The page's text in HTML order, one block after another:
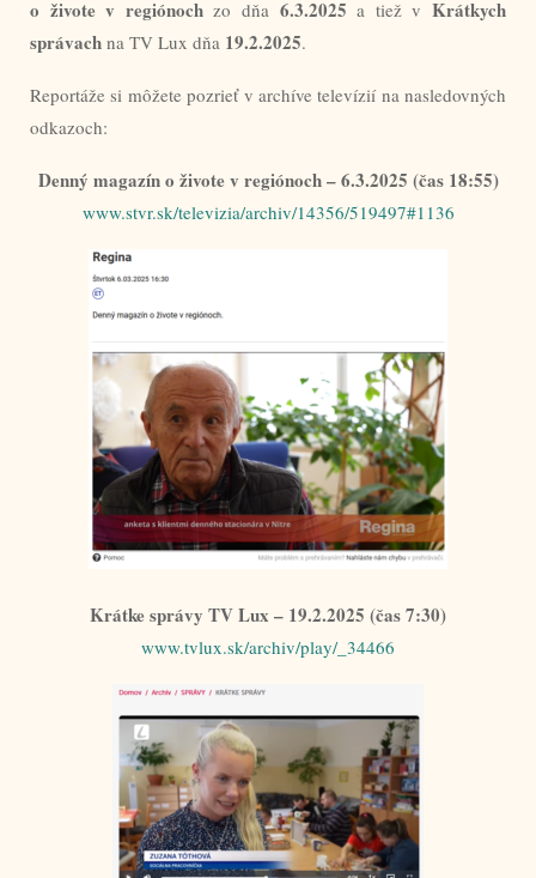
o živote v regiónochzo dňa 6.3.2025 a tiež vKrátkych
správach na TV Lux dňa 19.2.2025.
Reportáže si môžete pozrieť v archíve televízií na nasledovných
odkazoch:
Denný magazín o živote v regiónoch – 6.3.2025 (čas 18:55)
www.stvr.sk/televizia/archiv/14356/519497#1136
Krátke správy TV Lux – 19.2.2025 (čas 7:30)
www.tvlux.sk/archiv/play/_34466